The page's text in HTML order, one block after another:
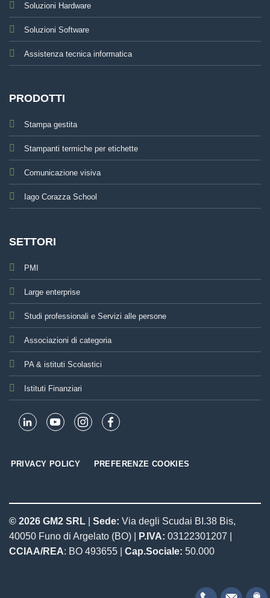
Soluzioni Hardware
Soluzioni Software
Assistenza tecnica informatica
PRODOTTI
Stampa gestita
Stampanti termiche per etichette
Comunicazione visiva
Iago Corazza School
SETTORI
PMI
Large enterprise
Studi professionali e Servizi alle persone
Associazioni di categoria
PA & istituti Scolastici
Istituti Finanziari
PRIVACY POLICY PREFERENZE COOKIES
© 2026 GM2 SRL Sede: Via degli Scudai BI.38 Bis,
40050 Funo di Argelato (BO) |
P.IVA: 03122301207 |
CCIAA/REA: BO 493655 | Cap.Sociale: 50.000